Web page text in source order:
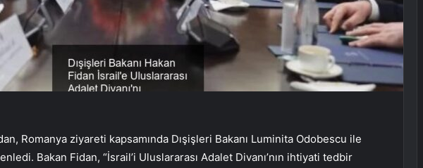
Romanya ziyareti kapsamında Dışişleri Bakanı Luminita Odobescu ile
Bakan Fidan, “İsrail’i Uluslararası Adalet Divanı’nın ihtiyati tedbir